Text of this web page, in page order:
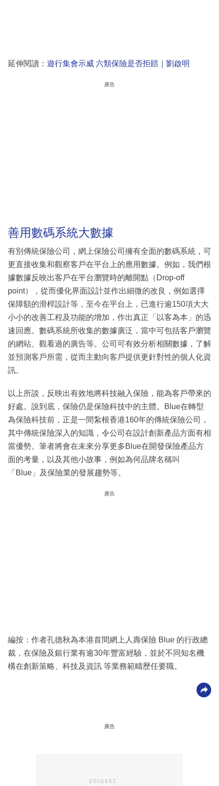
延伸閱讀： 遊行集會示威 六類保險是否拒賠｜劉啟明
廣告
善用數碼系統大數據
有別傳統保險公司，網上保險公司擁有全面的數碼系統，可
更直接收集和觀察客戶在平台上的應用數據。例如，我們根
據數據反映出客戶在平台瀏覽時的離開點（Drop-off
point），從而優化界面設計並作出細微的改良，例如選擇
保障額的滑桿設計等，至今在平台上，已進行逾150項大大
小小的改善工程及功能的增加，作出真正「以客為本」的迅
速回應。數碼系統所收集的數據廣泛，當中可包括客戶瀏覽
的網站、觀看過的廣告等。公司可有效分析相關數據，了解
並預測客戶所需，從而主動向客戶提供更針對性的個人化資
訊。
以上所談，反映出有效地將科技融入保險，能為客戶帶來的
好處。說到底，保險仍是保險科技中的主體。Blue在轉型
為保險科技前，正是一間紮根香港160年的傳統保險公司，
其中傳統保險深入的知識，令公司在設計創新產品方面有相
當優勢。筆者將會在未來分享更多Blue在開發保險產品方
面的考量，以及其他小故事，例如為何品牌名稱叫
「Blue」及保險業的發展趨勢等。
廣告
編按：作者孔德秋為本港首間網上人壽保險 Blue 的行政總
裁，在保險及銀行業有逾30年豐富經驗，並於不同知名機
構在創新策略、科技及資訊 等業務範疇歷任要職。
廣告